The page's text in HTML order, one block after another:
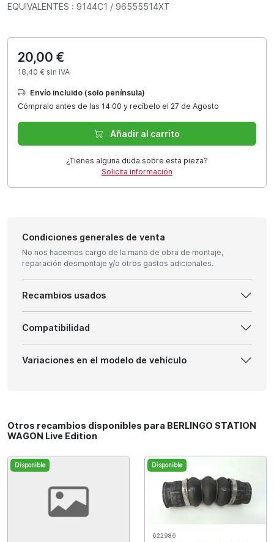
EQUIVALENTES : 9144C1 / 96555514XT
20,00 €
18,40 € sin IVA
Envío incluido (solo península)
Cómpralo antes de las 14:00 y recíbelo el 27 de Agosto
Añadir al carrito
¿Tienes alguna duda sobre esta pieza?
Solicita información
Condiciones generales de venta
No nos hacemos cargo de la mano de obra de montaje,
reparación desmontaje y/o otros gastos adicionales.
Recambios usados
Compatibilidad
Variaciones en el modelo de vehículo
Otros recambios disponibles para BERLINGO STATION
WAGON Live Edition
Disponible Disponible
622986